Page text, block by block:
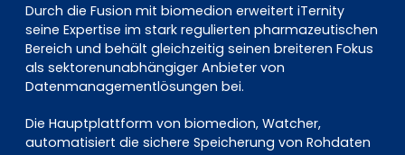
Durch die Fusion mit biomedion erweitert iTernity
seine Expertise im stark regulierten pharmazeutischen
Bereich und behält gleichzeitig seinen breiteren Fokus
als sektorenunabhängiger Anbieter von
Datenmanagementlösungen bei.
Die Hauptplattform von biomedion, Watcher,
automatisiert die sichere Speicherung von Rohdaten